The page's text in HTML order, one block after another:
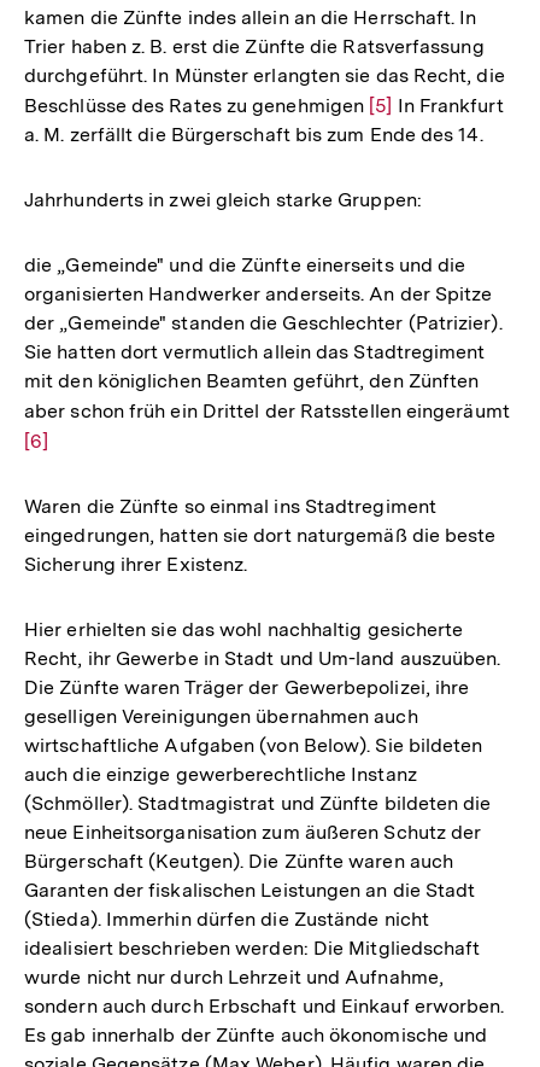
kamen die Zünfte indes allein an die Herrschaft. In
Trier haben z. B. erst die Zünfte die Ratsverfassung
durchgeführt. In Münster erlangten sie das Recht, die
Beschlüsse des Rates zu genehmigen Zur
Auflösung
Fußnote
[5] In Frankfurt
a. M. zerfällt die Bürgerschaft bis zum Ende des 14.
Jahrhunderts in zwei gleich starke Gruppen:
die „Gemeinde" und die Zünfte einerseits und die
organisierten Handwerker anderseits. An der Spitze
der „Gemeinde" standen die Geschlechter (Patrizier).
Sie hatten dort vermutlich allein das Stadtregiment
mit den königlichen Beamten geführt, den Zünften
aber schon früh ein Drittel der Ratsstellen eingeräumtZur
[6]
Waren die Zünfte so einmal ins Stadtregiment
eingedrungen, hatten sie dort naturgemäß die beste
Sicherung ihrer Existenz.
Hier erhielten sie das wohl nachhaltig gesicherte
Recht, ihr Gewerbe in Stadt und Um-land auszuüben.
Die Zünfte waren Träger der Gewerbepolizei, ihre
geselligen Vereinigungen übernahmen auch
wirtschaftliche Aufgaben (von Below). Sie bildeten
auch die einzige gewerberechtliche Instanz
(Schmöller). Stadtmagistrat und Zünfte bildeten die
neue Einheitsorganisation zum äußeren Schutz der
Bürgerschaft (Keutgen). Die Zünfte waren auch
Garanten der fiskalischen Leistungen an die Stadt
(Stieda). Immerhin dürfen die Zustände nicht
idealisiert beschrieben werden: Die Mitgliedschaft
wurde nicht nur durch Lehrzeit und Aufnahme,
sondern auch durch Erbschaft und Einkauf erworben.
Es gab innerhalb der Zünfte auch ökonomische und